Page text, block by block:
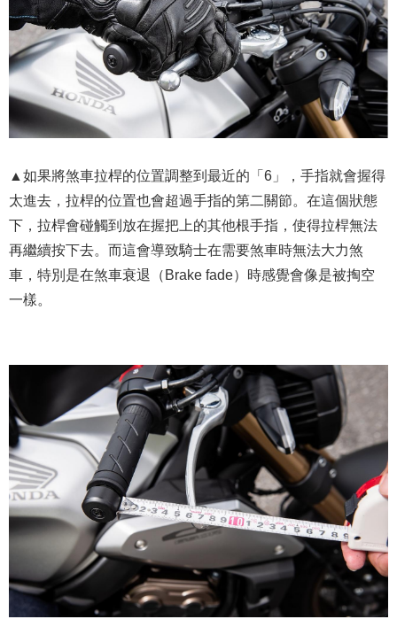
▲如果將煞車拉桿的位置調整到最近的「6」，手指就會握得
太進去，拉桿的位置也會超過手指的第二關節。在這個狀態
下，拉桿會碰觸到放在握把上的其他根手指，使得拉桿無法
再繼續按下去。而這會導致騎士在需要煞車時無法大力煞
車，特別是在煞車衰退（Brake fade）時感覺會像是被掏空
一樣。